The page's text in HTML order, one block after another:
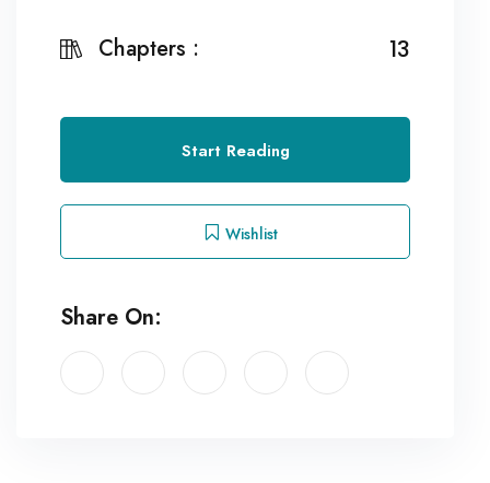
Chapters : 13
Start Reading
Wishlist
Share On: